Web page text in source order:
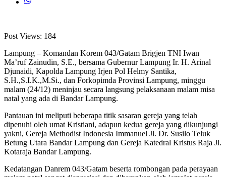
Post Views: 184
Lampung – Komandan Korem 043/Gatam Brigjen TNI Iwan
Ma’ruf Zainudin, S.E., bersama Gubernur Lampung Ir. H. Arinal
Djunaidi, Kapolda Lampung Irjen Pol Helmy Santika,
S.H.,S.I.K.,M.Si., dan Forkopimda Provinsi Lampung, minggu
malam (24/12) meninjau secara langsung pelaksanaan malam misa
natal yang ada di Bandar Lampung.
Pantauan ini meliputi beberapa titik sasaran gereja yang telah
dipenuhi oleh umat Kristiani, adapun kedua gereja yang dikunjungi
yakni, Gereja Methodist Indonesia Immanuel Jl. Dr. Susilo Teluk
Betung Utara Bandar Lampung dan Gereja Katedral Kristus Raja Jl.
Kotaraja Bandar Lampung.
Kedatangan Danrem 043/Gatam beserta rombongan pada perayaan